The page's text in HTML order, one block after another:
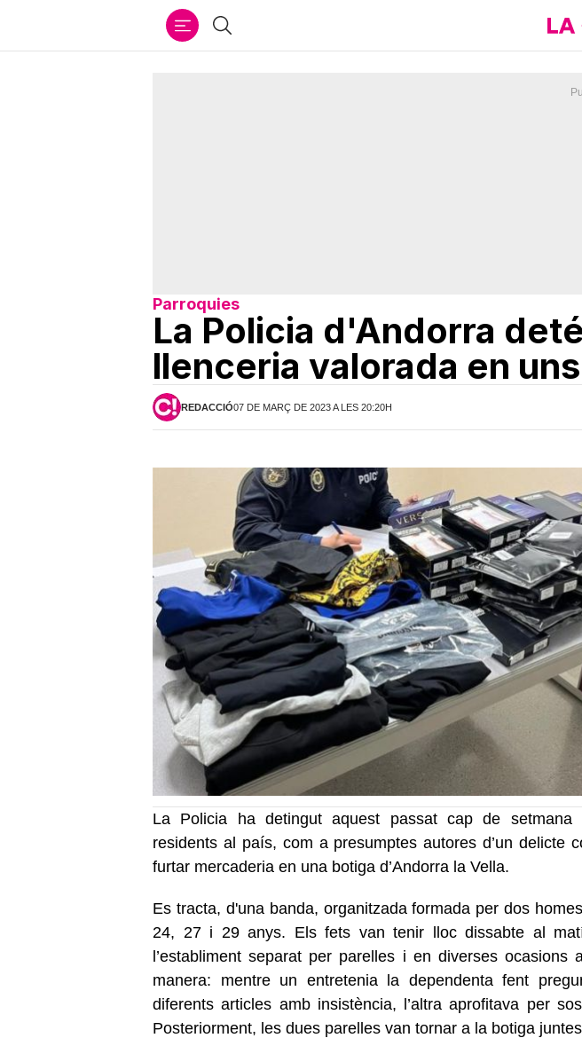
Cercar
Parroquies
La Policia d'Andorra
llenceria valorada en
REDACCIÓ07 DE MARÇ DE 2023 A LES 20:20H
La Policia ha detingut aquest passat cap de setmana
residents al país, com a presumptes autores d’un delicte
furtar mercaderia en una botiga d’Andorra la Vella.
Es tracta, d'una banda, organitzada formada per dos
24, 27 i 29 anys. Els fets van tenir lloc dissabte al
l’establiment separat per parelles i en diverses ocasions
manera: mentre un entretenia la dependenta fent
diferents articles amb insistència, l’altra aprofitava per
Posteriorment, les dues parelles van tornar a la botiga